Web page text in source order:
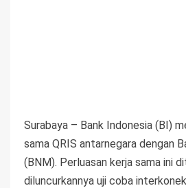
Surabaya – Bank Indonesia (BI)
sama QRIS antarnegara dengan
(BNM). Perluasan kerja sama ini
diluncurkannya uji coba